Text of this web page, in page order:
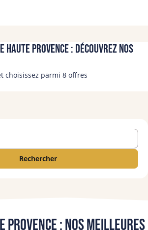
Haute Provence : découvrez nos
choisissez parmi 8 offres
Rechercher
Provence : Nos meilleures